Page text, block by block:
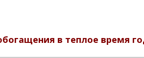
в теплое время